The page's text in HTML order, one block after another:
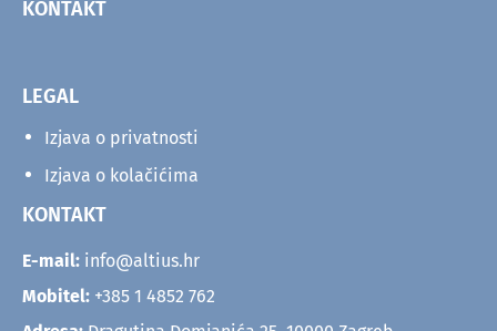
KONTAKT
LEGAL
Izjava o privatnosti
Izjava o kolačićima
KONTAKT
E-mail: info@altius.hr
Mobitel: +385 1 4852 762